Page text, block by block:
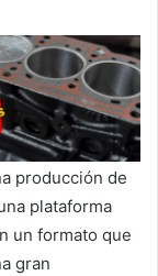
producción de
plataforma
un formato que
gran